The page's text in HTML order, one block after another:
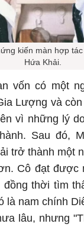
kiến màn hợp
Hứa Khải.
vốn có một
Lượng và
vì những lý
Sau đó,
trở thành một
Cô đạt được
đồng thời tìm
là nam chính
lâu, nhưng